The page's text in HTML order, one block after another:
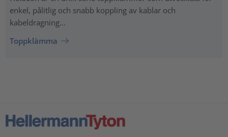
enkel, pålitlig och snabb koppling av kablar och
kabeldragning...
Toppklämma